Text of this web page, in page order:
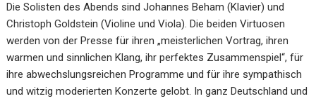
Die Solisten des Abends sind Johannes Beham (Klavier) und
Christoph Goldstein (Violine und Viola). Die beiden Virtuosen
werden von der Presse für ihren „meisterlichen Vortrag, ihren
warmen und sinnlichen Klang, ihr perfektes Zusammenspiel“, für
ihre abwechslungsreichen Programme und für ihre sympathisch
und witzig moderierten Konzerte gelobt. In ganz Deutschland und